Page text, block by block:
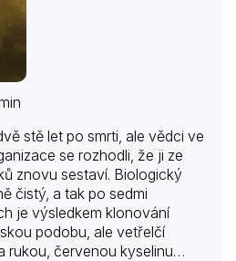
stě let po smrti, ale vědci ve
se rozhodli, že ji ze
znovu sestaví. Biologický
čistý, a tak po sedmi
je výsledkem klonování
podobu, ale vetřelčí
rukou, červenou kyselinu